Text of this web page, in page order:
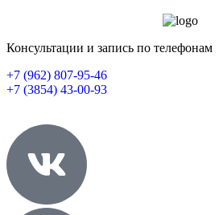
Консультации и запись по телефонам
+7 (962) 807-95-46
+7 (3854) 43-00-93